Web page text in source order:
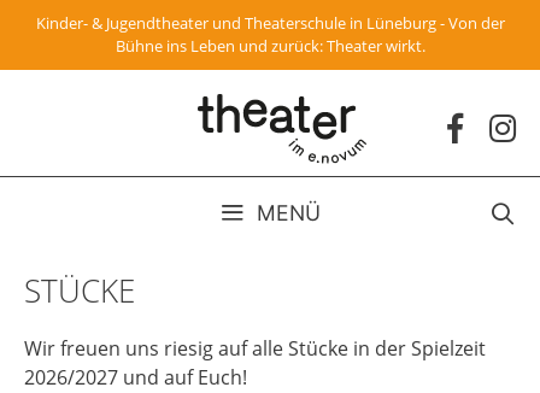
Zum
springen
Kinder- & Jugendtheater und Theaterschule in Lüneburg - Von der
Bühne ins Leben und zurück: Theater wirkt.
MENÜ
STÜCKE
Wir freuen uns riesig auf alle Stücke in der Spielzeit
2026/2027 und auf Euch!